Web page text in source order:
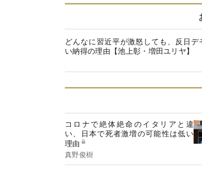
どんなに習近平が激怒しても、反日デ
い納得の理由【池上彰・増田ユリヤ】
コロナで絶体絶命のイタリアと違
い、日本で死者激増の可能性は低い
理由
真野俊樹